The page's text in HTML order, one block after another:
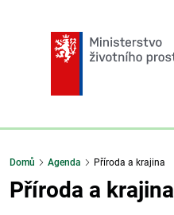
Domů Agenda Příroda a krajina
Příroda a krajina